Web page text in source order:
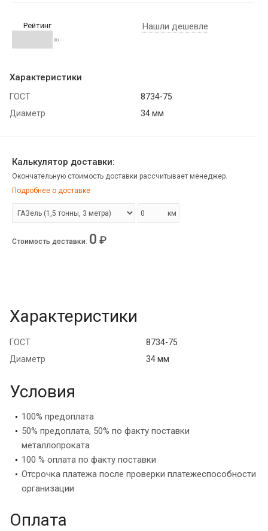
Рейтинг
(0)
Нашли дешевле
Характеристики
ГОСТ
8734-75
Диаметр
34 мм
Калькулятор доставки:
Окончательную стоимость доставки рассчитывает менеджер.
Подробнее о доставке
км
Стоимость доставки: 0 ₽
Характеристики
ГОСТ
8734-75
Диаметр
34 мм
Условия
100% предоплата
50% предоплата, 50% по факту поставки
металлопроката
100 % оплата по факту поставки
Отсрочка платежа после проверки платежеспособности
организации
Оплата